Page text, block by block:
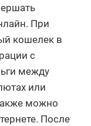
При
кошелек в
с
между
или
можно
После